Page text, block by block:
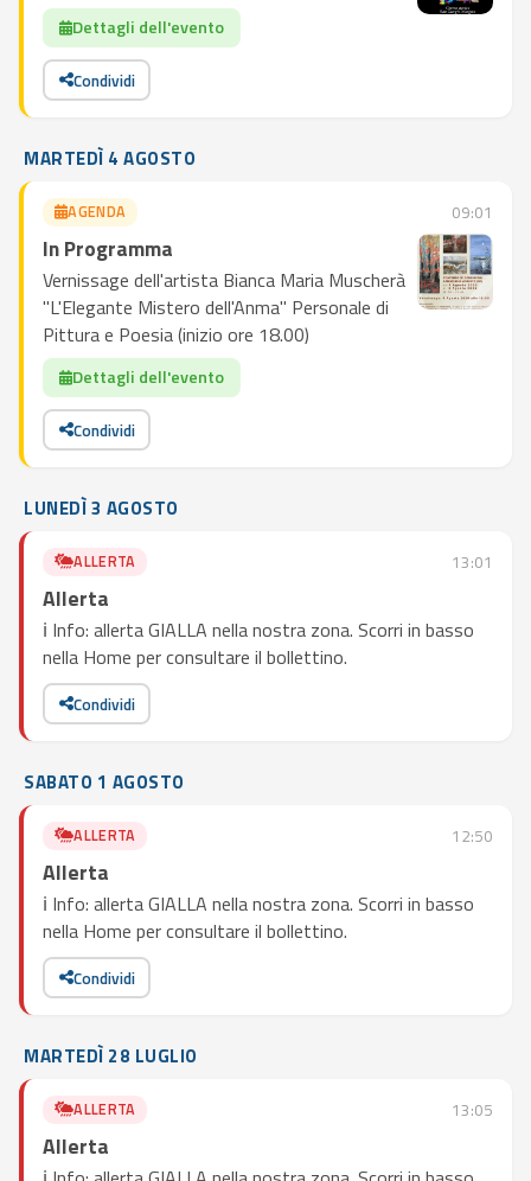
Dettagli dell'evento
Condividi
MARTEDÌ 4 AGOSTO
AGENDA 09:01
In Programma
Vernissage dell'artista Bianca Maria Muscherà
"L'Elegante Mistero dell'Anma" Personale di
Pittura e Poesia (inizio ore 18.00)
Dettagli dell'evento
Condividi
LUNEDÌ 3 AGOSTO
ALLERTA 13:01
Allerta
ℹ️ Info: allerta GIALLA nella nostra zona. Scorri in basso
nella Home per consultare il bollettino.
Condividi
SABATO 1 AGOSTO
ALLERTA 12:50
Allerta
ℹ️ Info: allerta GIALLA nella nostra zona. Scorri in basso
nella Home per consultare il bollettino.
Condividi
MARTEDÌ 28 LUGLIO
ALLERTA 13:05
Allerta